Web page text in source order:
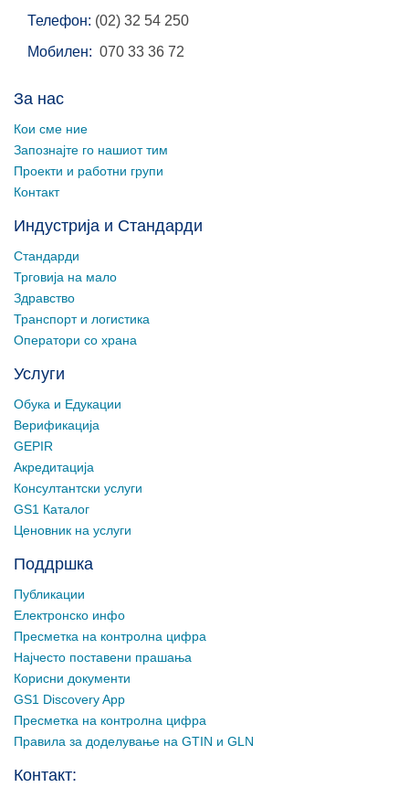
Телефон: (02) 32 54 250
Мобилен: 070 33 36 72
За нас
Кои сме ние
Запознајте го нашиот тим
Проекти и работни групи
Контакт
Индустрија и Стандарди
Стандарди
Трговија на мало
Здравство
Транспорт и логистика
Оператори со храна
Услуги
Обука и Едукации
Верификација
GEPIR
Акредитација
Консултантски услуги
GS1 Каталог
Ценовник на услуги
Поддршка
Публикации
Електронско инфо
Пресметка на контролна цифра
Најчесто поставени прашања
Корисни документи
GS1 Discovery App
Пресметка на контролна цифра
Правила за доделување на GTIN и GLN
Контакт: